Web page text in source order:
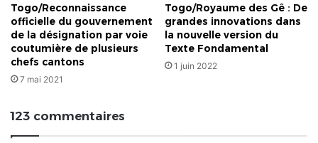
Togo/Reconnaissance
officielle du gouvernement
de la désignation par voie
coutumière de plusieurs
chefs cantons
7 mai 2021
Togo/Royaume des Gê : De
grandes innovations dans
la nouvelle version du
Texte Fondamental
1 juin 2022
123 commentaires